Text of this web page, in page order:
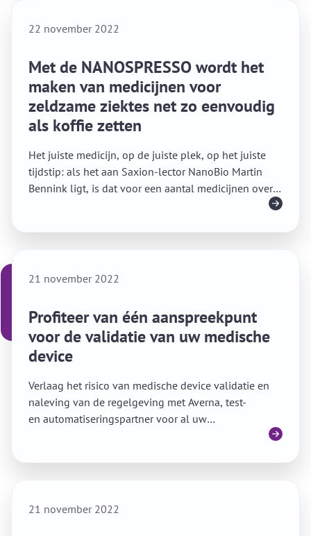
22 november 2022
Met de NANOSPRESSO wordt het
maken van medicijnen voor
zeldzame ziektes net zo eenvoudig
als koffie zetten
Het juiste medicijn, op de juiste plek, op het juiste
tijdstip: als het aan Saxion-lector NanoBio Martin
Bennink ligt, is dat voor een aantal medicijnen over
enkele jaren mogelijk met een apparaatje dat instant
21 november 2022
Profiteer van één aanspreekpunt
voor de validatie van uw medische
device
Verlaag het risico van medische device validatie en
naleving van de regelgeving met Averna, test-
en automatiseringspartner voor al uw
21 november 2022